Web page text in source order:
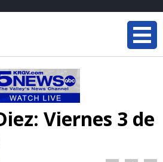
Viernes 3 de